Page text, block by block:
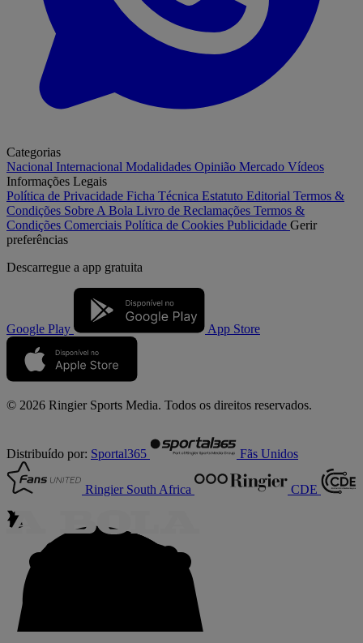
Categorias
Nacional Internacional Modalidades Opinião Mercado Vídeos
Informações Legais
Política de Privacidade Ficha Técnica Estatuto Editorial Termos &
Condições Sobre A Bola Livro de Reclamações Termos &
Condições Comerciais Política de Cookies Publicidade Gerir
preferências
Descarregue a app gratuita
Google Play App Store
© 2026 Ringier Sports Media. Todos os direitos reservados.
Distribuído por: Sportal365 Fãs Unidos
Ringier South Africa CDE